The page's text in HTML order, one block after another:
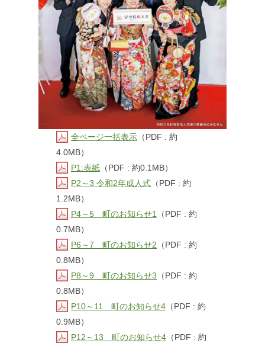
全ページ一括表示 （PDF : 約
4.0MB）
P1:表紙 （PDF : 約0.1MB）
P2～3 令和2年成人式 （PDF : 約
1.2MB）
P4～5 町のお知らせ1 （PDF : 約
0.7MB）
P6～7 町のお知らせ2 （PDF : 約
0.8MB）
P8～9 町のお知らせ3 （PDF : 約
0.8MB）
P10～11 町のお知らせ4 （PDF : 約
0.9MB）
P12～13 町のお知らせ4 （PDF : 約